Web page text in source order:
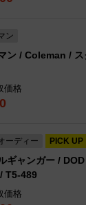
ン
ン / Coleman /
価格
ーディー PICK UP
ギャンガー /
T5-489
価格